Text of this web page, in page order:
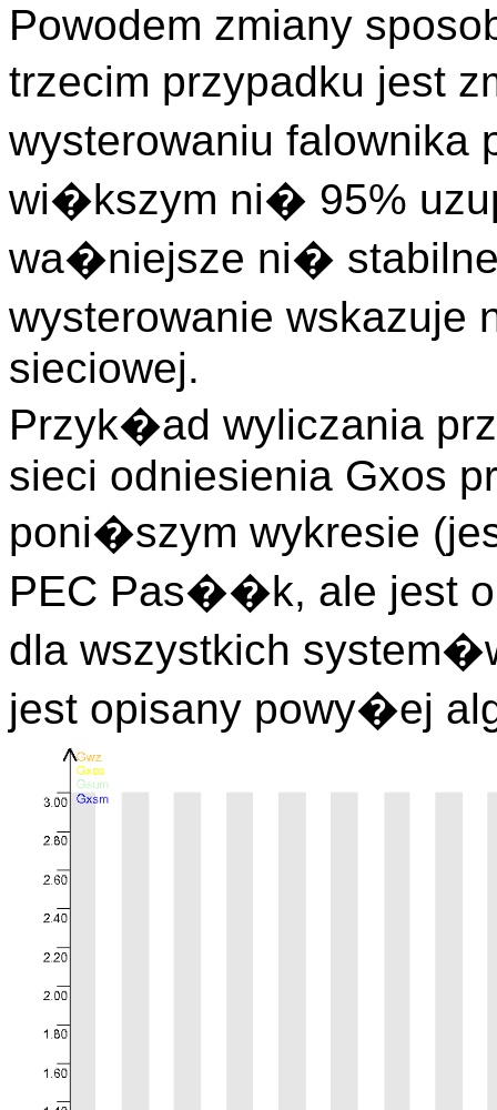
Powodem zmiany
trzecim przypadku jest
wysterowaniu
wi�kszym ni� 95%
wa�niejsze ni�
wysterowanie wskazuje
sieciowej.
Przyk�ad wyliczania
sieci odniesienia Gxos
poni�szym wykresie
PEC Pas��k, ale jest
dla wszystkich
jest opisany powy�ej